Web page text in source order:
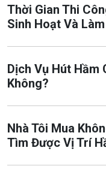
Thời Gian Thi
Sinh Hoạt Và
Dịch Vụ Hút Hầm
Không?
Nhà Tôi Mua
Tìm Được Vị Trí